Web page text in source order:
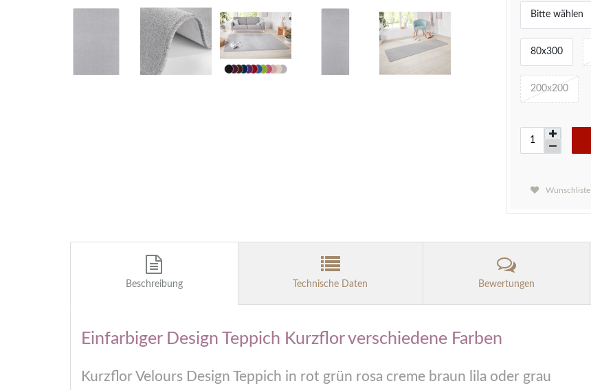
Bitte wählen
80x300
200x200
Wunschliste
Beschreibung Technische Daten Bewertungen
Einfarbiger Design Teppich Kurzflor verschiedene Farben
Kurzflor Velours Design Teppich in rot grün rosa creme braun lila oder grau